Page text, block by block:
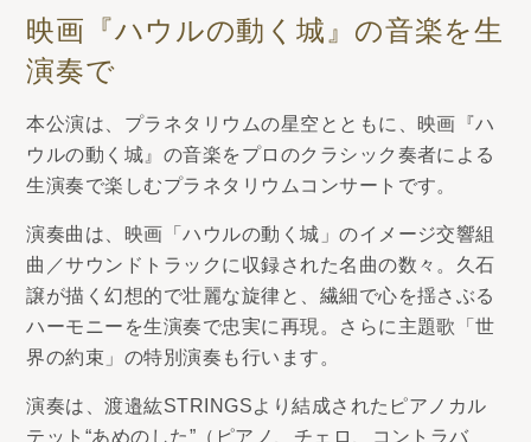
映画『ハウルの動く城』の音楽を生
演奏で
本公演は、プラネタリウムの星空とともに、映画『ハ
ウルの動く城』の音楽をプロのクラシック奏者による
生演奏で楽しむプラネタリウムコンサートです。
演奏曲は、映画「ハウルの動く城」のイメージ交響組
曲／サウンドトラックに収録された名曲の数々。久石
譲が描く幻想的で壮麗な旋律と、繊細で心を揺さぶる
ハーモニーを生演奏で忠実に再現。さらに主題歌「世
界の約束」の特別演奏も行います。
演奏は、渡邉紘STRINGSより結成されたピアノカル
テット“あめのした”（ピアノ、チェロ、コントラバ